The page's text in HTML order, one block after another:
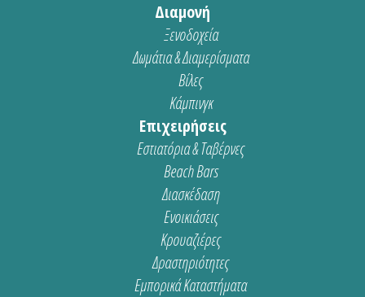
Διαμονή
Ξενοδοχεία
Δωμάτια & Διαμερίσματα
Βίλες
Κάμπινγκ
Επιχειρήσεις
Εστιατόρια & Ταβέρνες
Beach Bars
Διασκέδαση
Ενοικιάσεις
Κρουαζιέρες
Δραστηριότητες
Εμπορικά Καταστήματα